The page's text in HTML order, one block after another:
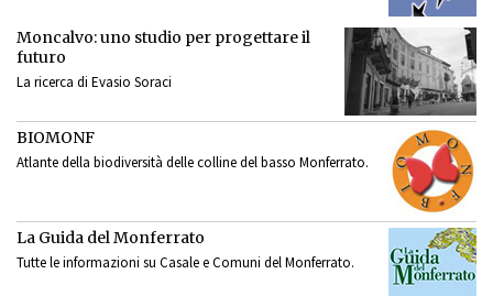
Moncalvo: uno studio per progettare il
futuro
La ricerca di Evasio Soraci
BIOMONF
Atlante della biodiversità delle colline del basso Monferrato.
La Guida del Monferrato
Tutte le informazioni su Casale e Comuni del Monferrato.